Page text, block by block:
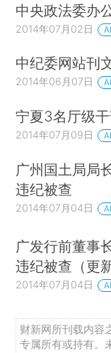
中央政法委办
2014年07月02日
中纪委网站刊
2014年06月07日
宁夏3名厅级
2014年07月09日
广州国土局局
违纪被查
2014年07月04日
广发行前董事
违纪被查（更新
2014年07月04日
财新网所刊载内容
专属所有或持有。